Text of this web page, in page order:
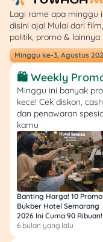
Dana akan masuk
dompet digital kamu
waktu 1×24 jam
lebih cepat).
Tips Penting
Tukarlah koin
berkalaagar
kedaluwarsa
tetap bisa
Ajak teman
bergabung
memperoleh
ekstra
bonus.
Gunakan
Lagi rame apa minggu
disini aja! Mulai dari
politik, promo & lainnya
Minggu ke-3, Agustus
🛍️ Weekly
Minggu ini banyak
kece! Cek diskon,
dan penawaran
kamu
Banting Harga! 10 Promo
Bukber Hotel Semarang
2026 Ini Cuma 90 Ribuan!
6 bulan yang lalu